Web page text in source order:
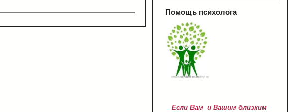
Помощь психолога
Если Вам и Вашим близким